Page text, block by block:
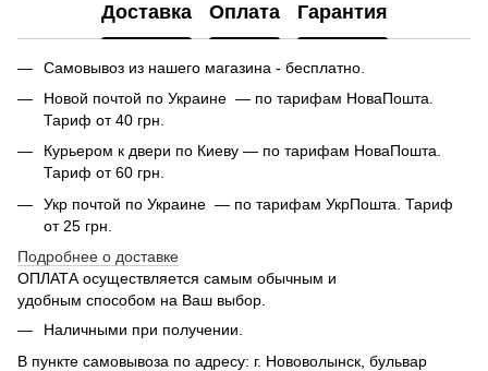
Доставка Оплата Гарантия
Самовывоз из нашего магазина - бесплатно.
Новой почтой по Украине — по тарифам НоваПошта.
Тариф от 40 грн.
Курьером к двери по Киеву — по тарифам НоваПошта.
Тариф от 60 грн.
Укр почтой по Украине — по тарифам УкрПошта. Тариф
от 25 грн.
Подробнее о доставке
ОПЛАТА осуществляется самым обычным и
удобным способом на Ваш выбор.
Наличными при получении.
В пункте самовывоза по адресу: г. Нововолынск, бульвар